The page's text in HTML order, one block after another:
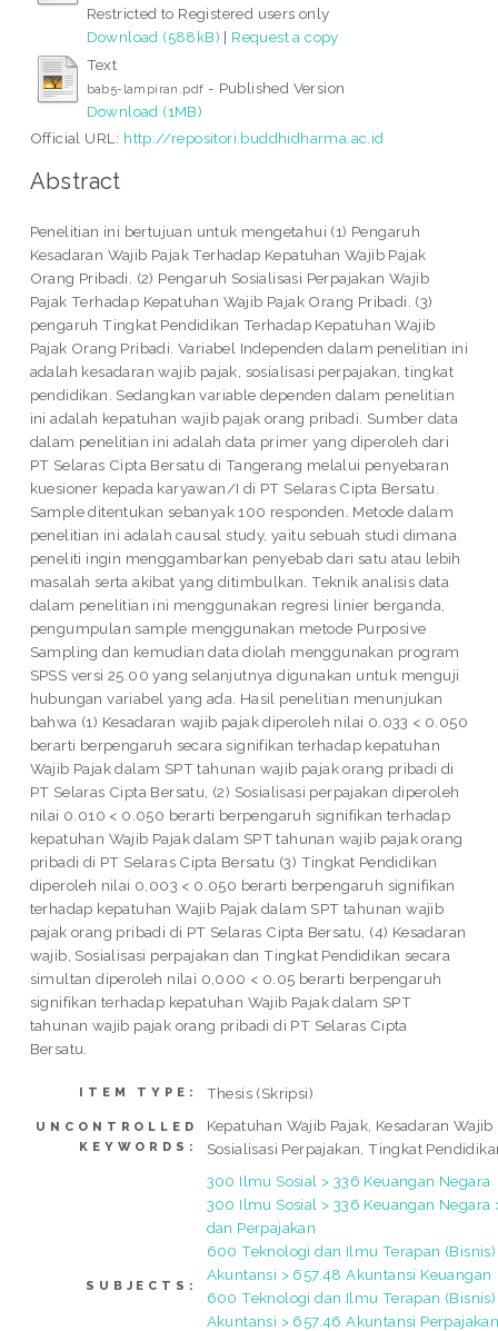
Restricted to Registered users only
Download (588kB) | Request a copy
Text
bab5-lampiran.pdf - Published Version
Download (1MB)
Official URL: http://repositori.buddhidharma.ac.id
Abstract
Penelitian ini bertujuan untuk mengetahui (1) Pengaruh
Kesadaran Wajib Pajak Terhadap Kepatuhan Wajib Pajak
Orang Pribadi. (2) Pengaruh Sosialisasi Perpajakan Wajib
Pajak Terhadap Kepatuhan Wajib Pajak Orang Pribadi. (3)
pengaruh Tingkat Pendidikan Terhadap Kepatuhan Wajib
Pajak Orang Pribadi. Variabel Independen dalam penelitian ini
adalah kesadaran wajib pajak, sosialisasi perpajakan, tingkat
pendidikan. Sedangkan variable dependen dalam penelitian
ini adalah kepatuhan wajib pajak orang pribadi. Sumber data
dalam penelitian ini adalah data primer yang diperoleh dari
PT Selaras Cipta Bersatu di Tangerang melalui penyebaran
kuesioner kepada karyawan/I di PT Selaras Cipta Bersatu.
Sample ditentukan sebanyak 100 responden. Metode dalam
penelitian ini adalah causal study, yaitu sebuah studi dimana
peneliti ingin menggambarkan penyebab dari satu atau lebih
masalah serta akibat yang ditimbulkan. Teknik analisis data
dalam penelitian ini menggunakan regresi linier berganda,
pengumpulan sample menggunakan metode Purposive
Sampling dan kemudian data diolah menggunakan program
SPSS versi 25.00 yang selanjutnya digunakan untuk menguji
hubungan variabel yang ada. Hasil penelitian menunjukan
bahwa (1) Kesadaran wajib pajak diperoleh nilai 0.033 < 0.050
berarti berpengaruh secara signifikan terhadap kepatuhan
Wajib Pajak dalam SPT tahunan wajib pajak orang pribadi di
PT Selaras Cipta Bersatu, (2) Sosialisasi perpajakan diperoleh
nilai 0.010 < 0.050 berarti berpengaruh signifikan terhadap
kepatuhan Wajib Pajak dalam SPT tahunan wajib pajak orang
pribadi di PT Selaras Cipta Bersatu (3) Tingkat Pendidikan
diperoleh nilai 0,003 < 0.050 berarti berpengaruh signifikan
terhadap kepatuhan Wajib Pajak dalam SPT tahunan wajib
pajak orang pribadi di PT Selaras Cipta Bersatu, (4) Kesadaran
wajib, Sosialisasi perpajakan dan Tingkat Pendidikan secara
simultan diperoleh nilai 0,000 < 0.05 berarti berpengaruh
signifikan terhadap kepatuhan Wajib Pajak dalam SPT
tahunan wajib pajak orang pribadi di PT Selaras Cipta
Bersatu.
ITEM TYPE: Thesis (Skripsi)
UNCONTROLLED
KEYWORDS:
Kepatuhan Wajib Pajak, Kesadaran Wajib
Sosialisasi Perpajakan, Tingkat
SUBJECTS:
300 Ilmu Sosial > 336 Keuangan Negara
300 Ilmu Sosial > 336 Keuangan Negara
dan Perpajakan
600 Teknologi dan Ilmu Terapan (Bisnis)
Akuntansi > 657.48 Akuntansi Keuangan
600 Teknologi dan Ilmu Terapan (Bisnis)
Akuntansi > 657.46 Akuntansi